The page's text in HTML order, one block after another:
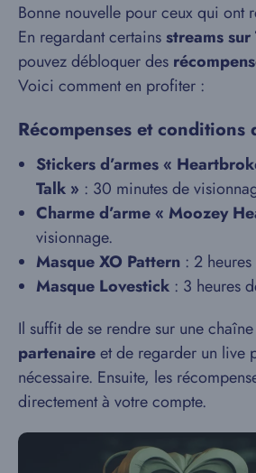
Bonne nouvelle pour ceux qui ont
En regardant certainsstreams sur
pouvez débloquer des
Voici comment en profiter :
Récompenses et conditions
Stickers d’armes «
Talk » : 30 minutes de
Charme d’arme « Moozey
visionnage.
Masque XO Pattern : 2
Masque Lovestick : 3 heures
Il suffit de se rendre sur une chaîne
partenaireet de regarder un live
nécessaire. Ensuite, les
directement à votre compte.